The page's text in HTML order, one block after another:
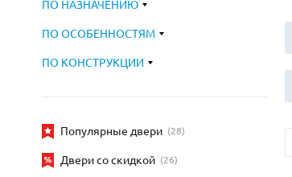
С выдавленным рисунком
С металлобагетом
С реечным дизайном(29)
ПО НАЗНАЧЕНИЮ
ПО ОСОБЕННОСТЯМ
ПО КОНСТРУКЦИИ
Популярные двери (28)
Двери со скидкой (26)